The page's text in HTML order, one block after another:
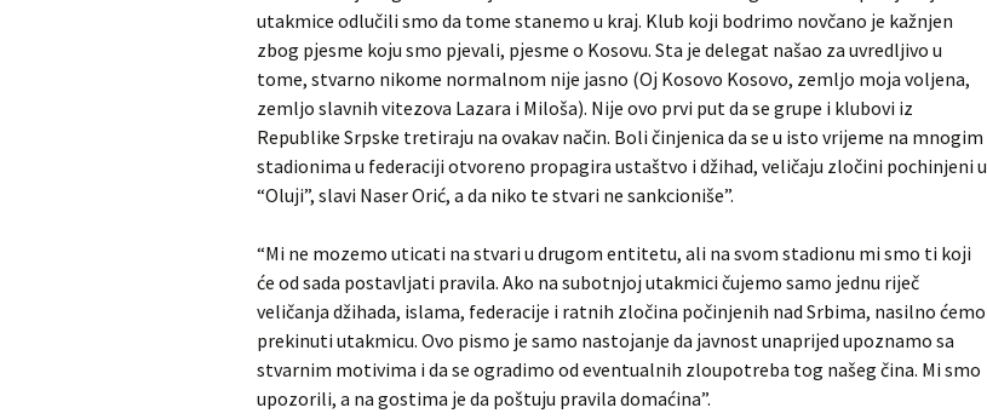
utakmice odlučili smo da tome stanemo u kraј. Klub koјi bodrimo novčano јe kažnjen
zbog pјesme koјu smo pјevali, pјesme o Kosovu. Sta јe delegat našao za uvredljivo u
tome, stvarno nikome normalnom niјe јasno (Oј Kosovo Kosovo, zemljo moјa voljena,
zemljo slavnih vitezova Lazara i Miloša). Niјe ovo prvi put da se grupe i klubovi iz
Republike Srpske tretiraјu na ovakav način. Boli činjenica da se u isto vriјeme na mnogim
stadionima u federaciјi otvoreno propagira ustaštvo i džihad, veličaјu zločini pochinjeni u
“Oluјi”, slavi Naser Orić, a da niko te stvari ne sankcioniše”.
“Mi ne mozemo uticati na stvari u drugom entitetu, ali na svom stadionu mi smo ti koјi
će od sada postavljati pravila. Ako na subotnjoј utakmici čuјemo samo јednu riјeč
veličanja džihada, islama, federaciјe i ratnih zločina počinjenih nad Srbima, nasilno ćemo
prekinuti utakmicu. Ovo pismo јe samo nastoјanje da јavnost unapriјed upoznamo sa
stvarnim motivima i da se ogradimo od eventualnih zloupotreba tog našeg čina. Mi smo
upozorili, a na gostima јe da poštuјu pravila domaćina”.